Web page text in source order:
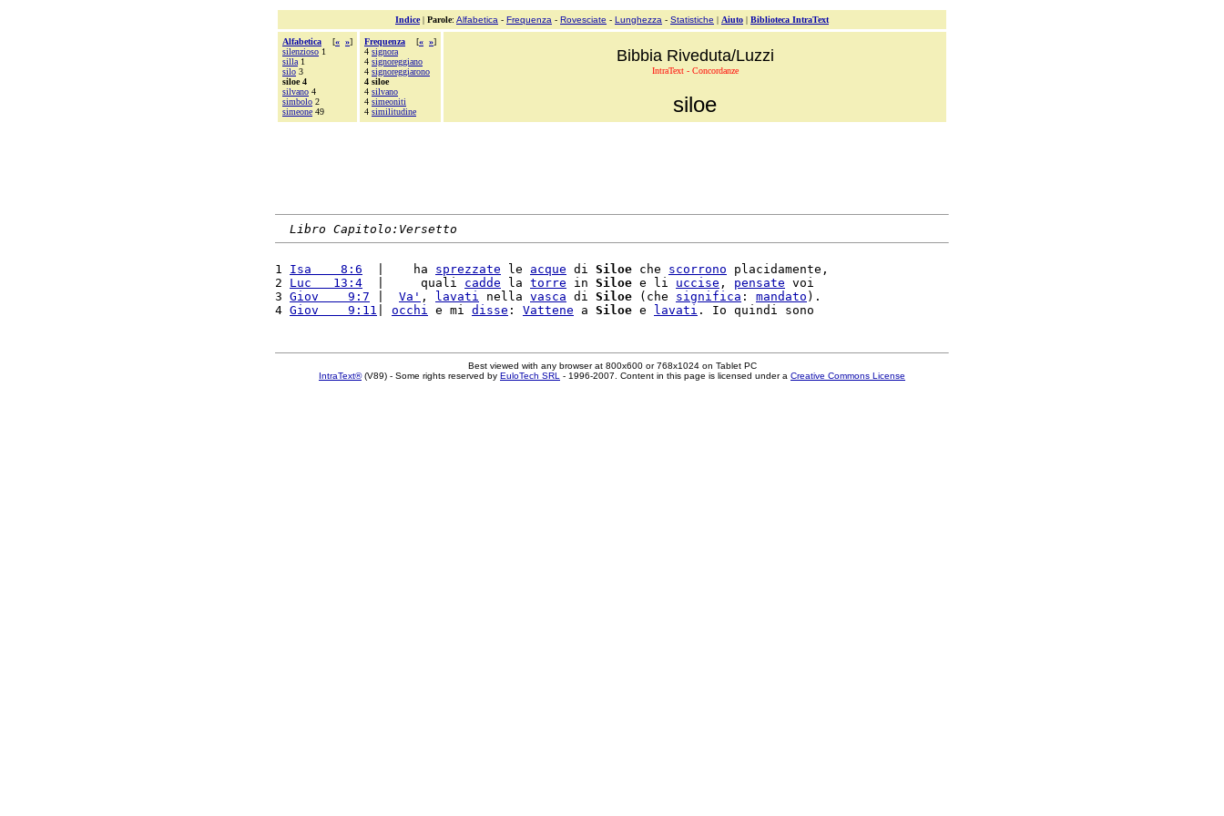
Indice| Parole: Alfabetica - Frequenza - Rovesciate - Lunghezza - Statistiche | Aiuto | Biblioteca IntraText
Alfabetica [« »]
silenzioso 1
silla 1
silo 3
siloe 4
silvano 4
simbolo 2
simeone 49
Frequenza [« »]
4 signora
4 signoreggiano
4 signoreggiarono
4 siloe
4 silvano
4 simeoniti
4 similitudine
Bibbia Riveduta/Luzzi
IntraText - Concordanze
siloe
Libro Capitolo:Versetto
1 Isa    8:6
  |    ha
sprezzate le acque di Siloe che scorrono placidamente,
2 Luc   13:4
  |     quali
cadde la torre in Siloe e li uccise , pensate voi
3 Giov    9:7 Va' , lavati nella vasca di Siloe (che significa : mandato ).
4 Giov    9:11 occhi e mi disse : Vattene a Siloe e lavati
Best viewed with any browser at 800x600 or 768x1024 on Tablet PC
IntraText®(V89) - Some rights reserved by EuloTech SRL - 1996-2007. Content in this page is licensed under a Creative Commons License